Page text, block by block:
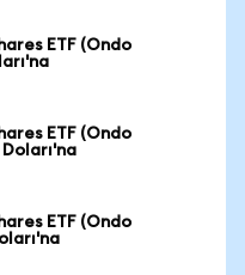
ETF (Ondo
ETF (Ondo
ETF (Ondo